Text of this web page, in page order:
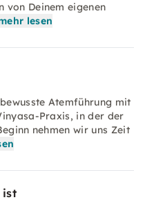
von Deinem eigenen
lesen
Atemführung mit
Praxis, in der der
nehmen wir uns Zeit
ist